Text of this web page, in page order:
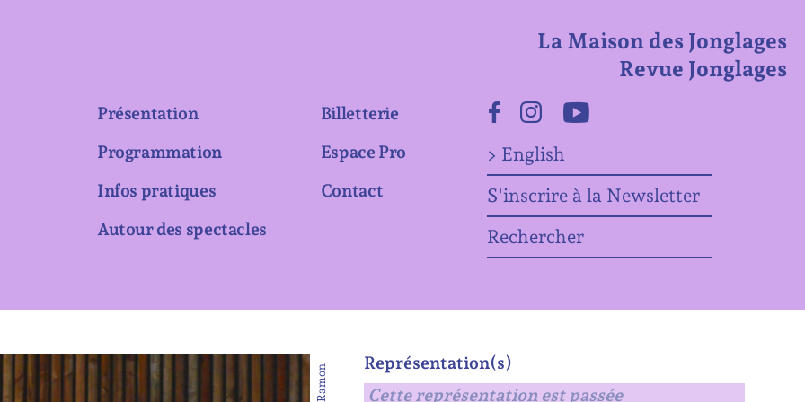
Présentation
Programmation
Infos pratiques
Autour des spectacles
Billetterie
Espace Pro
Contact
Facebook
> English
S'inscrire à la Newsletter
Rechercher
La Maison des Jonglages
Revue Jonglages
Représentation(s)
Cette représentation est passée